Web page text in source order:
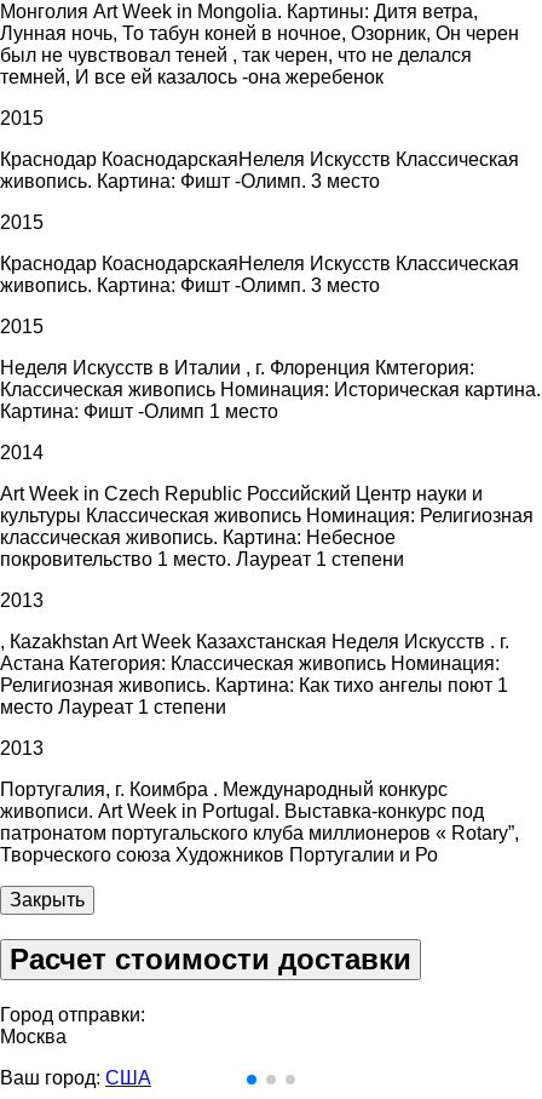
Монголия Art Week in Mongolia. Картины: Дитя ветра,
Лунная ночь, То табун коней в ночное, Озорник, Он черен
был не чувствовал теней , так черен, что не делался
темней, И все ей казалось -она жеребенок
2015
Краснодар КоаснодарскаяНелеля Искусств Классическая
живопись. Картина: Фишт -Олимп. 3 место
2015
Краснодар КоаснодарскаяНелеля Искусств Классическая
живопись. Картина: Фишт -Олимп. 3 место
2015
Неделя Искусств в Италии , г. Флоренция Кмтегория:
Классическая живопись Номинация: Историческая картина.
Картина: Фишт -Олимп 1 место
2014
Art Week in Czech Republic Российский Центр науки и
культуры Классическая живопись Номинация: Религиозная
классическая живопись. Картина: Небесное
покровительство 1 место. Лауреат 1 степени
2013
, Каzakhstan Art Week Казахстанская Неделя Искусств . г.
Астана Категория: Классическая живопись Номинация:
Религиозная живопись. Картина: Как тихо ангелы поют 1
место Лауреат 1 степени
2013
Португалия, г. Коимбра . Международный конкурс
живописи. Art Week in Portugal. Выставка-конкурс под
патронатом португальского клуба миллионеров « Rotary”,
Творческого союза Художников Португалии и Ро
Закрыть
Расчет стоимости доставки
Город отправки:
Москва
Ваш город: США